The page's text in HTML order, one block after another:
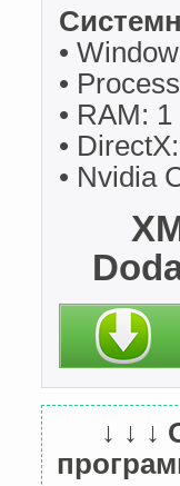
• Язык
• Выбор места
Ключ /D=Путь
Пример:
•
•
• RAM:
•
• Nvidia
↓ ↓ ↓